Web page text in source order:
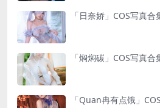
「日奈娇」COS写真
「焖焖碳」COS写真
「Quan冉有点饿」